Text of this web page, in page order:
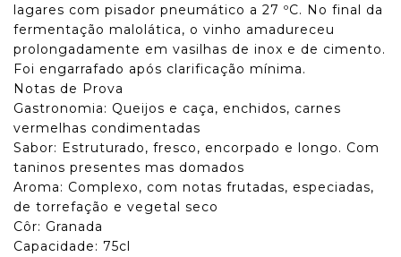
lagares com pisador pneumático a 27 ºC. No final da
fermentação malolática, o vinho amadureceu
prolongadamente em vasilhas de inox e de cimento.
Foi engarrafado após clarificação mínima.
Notas de Prova
Gastronomia: Queijos e caça, enchidos, carnes
vermelhas condimentadas
Sabor: Estruturado, fresco, encorpado e longo. Com
taninos presentes mas domados
Aroma: Complexo, com notas frutadas, especiadas,
de torrefação e vegetal seco
Côr: Granada
Capacidade: 75cl